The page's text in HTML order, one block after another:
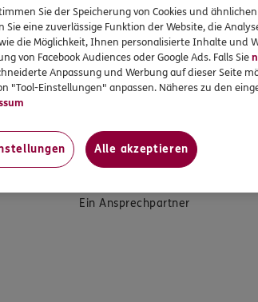
Tel: 02382/6700
Das könnte Sie auch
Ein Ansprechpartner
Sie der Speicherung von Cookies und
eine zuverlässige Funktion der Website, die
die Möglichkeit, Ihnen personalisierte Inhalte und
von Facebook Audiences oder Google Ads. Falls Sie
Anpassung und Werbung auf dieser Seite
"Tool-Einstellungen" anpassen. Näheres zu den
Alle akzeptieren